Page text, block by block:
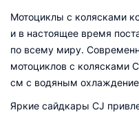
Мотоциклы с колясками
и в настоящее время
по всему миру.
мотоциклов с колясками
см с водяным
Яркие сайдкары CJ